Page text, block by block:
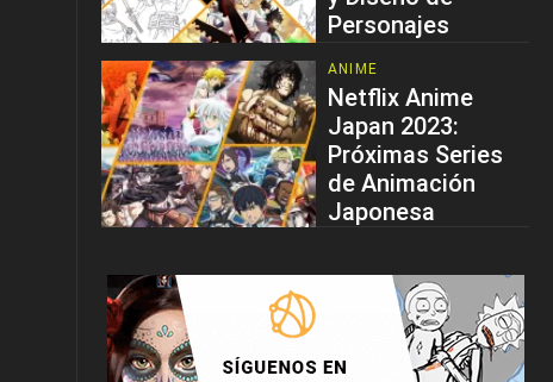
Personajes
ANIME
Netflix Anime
Japan 2023:
Próximas Series
de Animación
Japonesa